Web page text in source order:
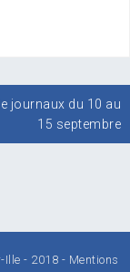
journaux du 10 au
15 septembre
Ille - 2018 - Mentions